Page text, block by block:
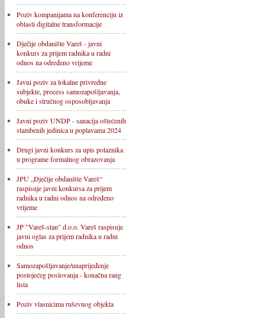
Poziv kompanijama na konferenciju iz
oblasti digitalne transformacije
Dječije obdanište Vareš - javni
konkurs za prijem radnika u radni
odnos na određeno vrijeme
Javni poziv za lokalne privredne
subjekte, process samozapošljavanja,
obuke i stručnog osposobljavanja
Javni poziv UNDP - sanacija oštećenih
stambenih jedinica u poplavama 2024
Drugi javni konkurs za upis polaznika
u programe formalnog obrazovanja
JPU „Dječije obdanište Vareš“
raspisuje javni konkursa za prijem
radnika u radni odnos na određeno
vrijeme
JP "Vareš-stan" d.o.o. Vareš raspisuje
javni oglas za prijem radnika u radni
odnos
Samozapošljavanje/unaprijeđenje
postojećeg poslovanja - konačna rang
lista
Poziv vlasnicima ruševnog objekta